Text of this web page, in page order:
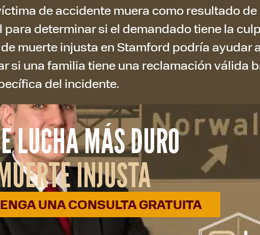
de accidente muera como resultado de
determinar si el demandado tiene la
muerte injusta en Stamford podría ayudar
si una familia tiene una reclamación válida
del incidente.
LUCHA MÁS DURO
INJUSTA
UNA CONSULTA GRATUITA